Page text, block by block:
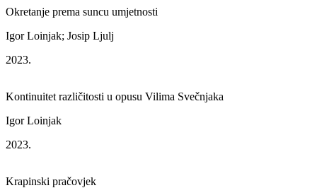
Okretanje prema suncu umjetnosti
Igor Loinjak; Josip Ljulj
2023.
Kontinuitet različitosti u opusu Vilima Svečnjaka
Igor Loinjak
2023.
Krapinski pračovjek